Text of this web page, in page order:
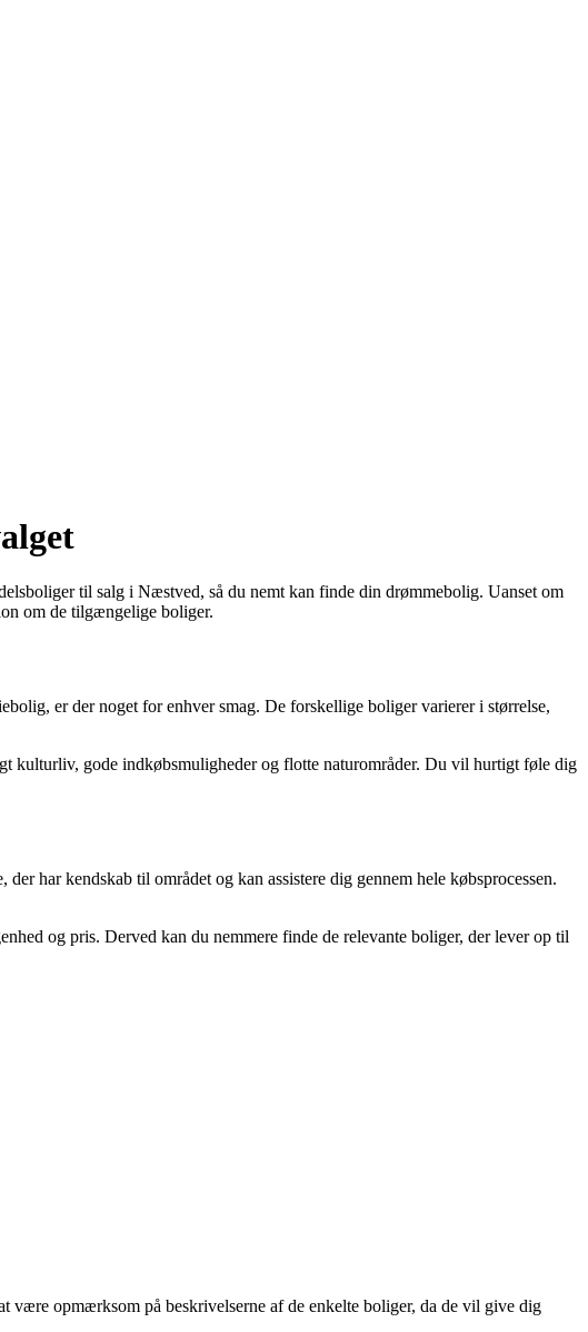
til salg i Næstved, så du nemt kan finde din drømmebolig. Uanset om
om de tilgængelige boliger.
er der noget for enhver smag. De forskellige boliger varierer i størrelse,
kulturliv, gode indkøbsmuligheder og flotte naturområder. Du vil hurtigt føle dig
har kendskab til området og kan assistere dig gennem hele købsprocessen.
og pris. Derved kan du nemmere finde de relevante boliger, der lever op til
være opmærksom på beskrivelserne af de enkelte boliger, da de vil give dig